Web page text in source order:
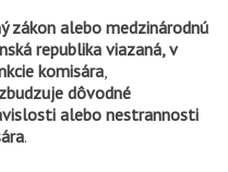
zákon alebo medzinárodnú
republika viazaná, v
komisára
dôvodné
alebo nestrannosti
.